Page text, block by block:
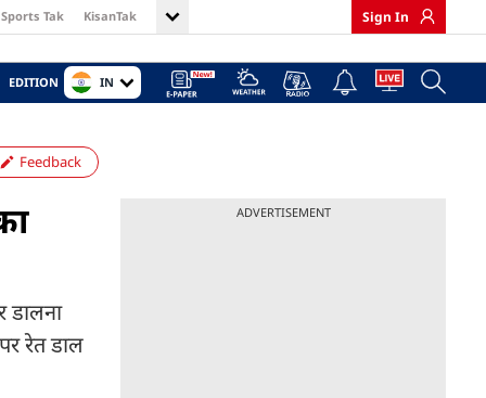
Sports Tak KisanTak Sign In
EDITION IN
Feedback
डालना
रेत डाल
ADVERTISEMENT